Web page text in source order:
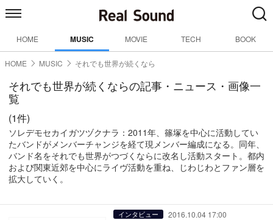
HOME MUSIC MOVIE TECH BOOK
HOME MUSIC それでも世界が続くなら
それでも世界が続くならの記事・ニュース・画像一
覧
(1件)
ソレデモセカイガツヅクナラ：2011年、篠塚を中心に活動してい
たバンドがメンバーチャンジを経て現メンバー編成になる。同年、
バンド名をそれでも世界がつづくならに改名し活動スタート。都内
および関東近郊を中心にライヴ活動を重ね、じわじわとファン層を
拡大していく。
インタビュー 2016.10.04 17:00